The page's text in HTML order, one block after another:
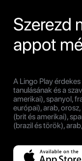
Szerezd
appot
A Lingo Play
tanulásának és a
amerikai), spanyol,
európai), arab,
(brit és amerikai),
(brazil és török),